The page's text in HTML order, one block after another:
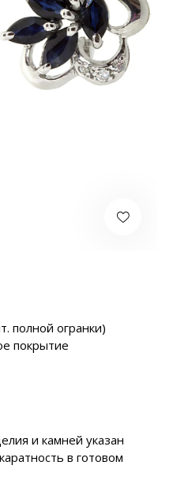
полной огранки)
покрытие
и камней указан
в готовом